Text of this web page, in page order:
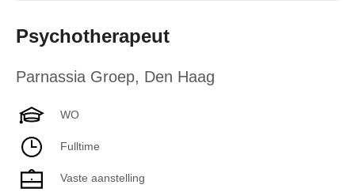
Psychotherapeut
Parnassia Groep, Den Haag
WO
Fulltime
Vaste aanstelling